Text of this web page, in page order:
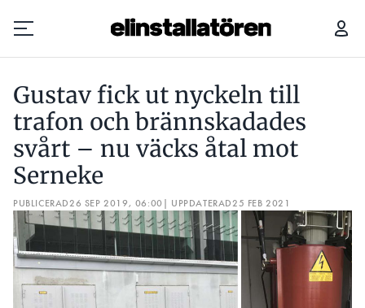
Prenumerera
Hantera prenumeration
Lediga jobb
Annonsera
Läs E-tidningen
Gustav fick ut nyckeln till
trafon och brännskadades
svårt – nu väcks åtal mot
Serneke
PUBLICERAD26 SEP 2019, 06:00 | UPPDATERAD25 FEB 2021